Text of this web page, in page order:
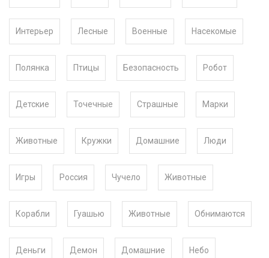
Интерьер Лесные Военные Насекомые
Полянка Птицы Безопасность Робот
Детские Точечные Страшные Марки
Животные Кружки Домашние Люди
Игры Россия Чучело Животные
Корабли Гуашью Животные Обнимаются
Деньги Демон Домашние Небо